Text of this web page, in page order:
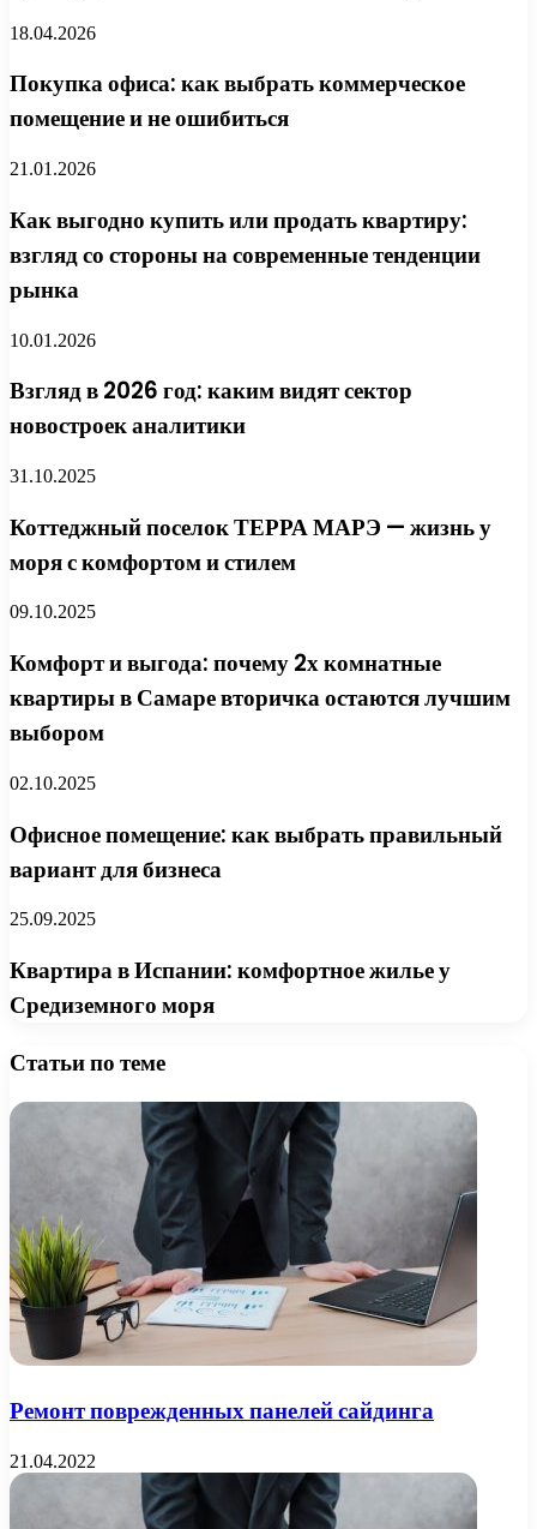
18.04.2026
Покупка офиса: как выбрать коммерческое
помещение и не ошибиться
21.01.2026
Как выгодно купить или продать квартиру:
взгляд со стороны на современные тенденции
рынка
10.01.2026
Взгляд в 2026 год: каким видят сектор
новостроек аналитики
31.10.2025
Коттеджный поселок ТЕРРА МАРЭ — жизнь у
моря с комфортом и стилем
09.10.2025
Комфорт и выгода: почему 2х комнатные
квартиры в Самаре вторичка остаются лучшим
выбором
02.10.2025
Офисное помещение: как выбрать правильный
вариант для бизнеса
25.09.2025
Квартира в Испании: комфортное жилье у
Средиземного моря
Статьи по теме
Ремонт поврежденных панелей сайдинга
21.04.2022